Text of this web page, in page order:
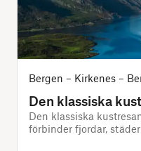
Bergen – Kirkenes –
Den klassiska
Den klassiska
förbinder fjordar,